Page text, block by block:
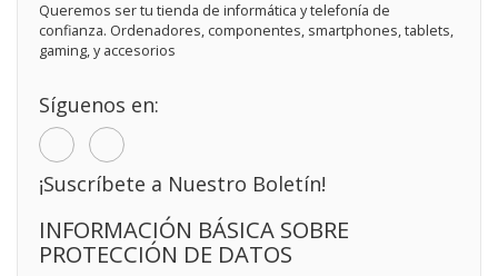
Queremos ser tu tienda de informática y telefonía de
confianza. Ordenadores, componentes, smartphones, tablets,
gaming, y accesorios
Síguenos en:
¡Suscríbete a Nuestro Boletín!
INFORMACIÓN BÁSICA SOBRE
PROTECCIÓN DE DATOS